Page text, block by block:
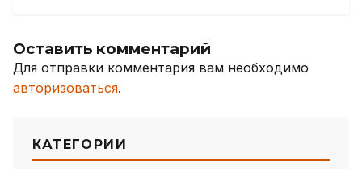
Оставить комментарий
Для отправки комментария вам необходимо
авторизоваться.
КАТЕГОРИИ